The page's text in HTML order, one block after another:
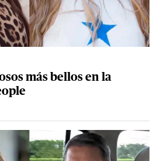
más bellos en la